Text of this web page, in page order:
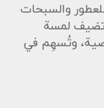
والسبحات
تضيف لمسة
وتُسهِم في